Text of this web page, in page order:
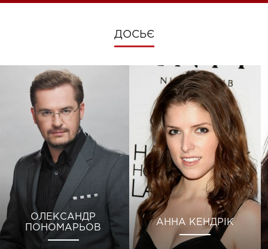
ДОСЬЄ
ОЛЕКСАНДР
ПОНОМАРЬОВ
АННА КЕНДРІК